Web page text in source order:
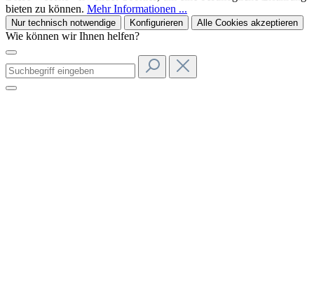
bieten zu können. Mehr Informationen ...
Nur technisch notwendige Konfigurieren Alle Cookies akzeptieren
Wie können wir Ihnen helfen?